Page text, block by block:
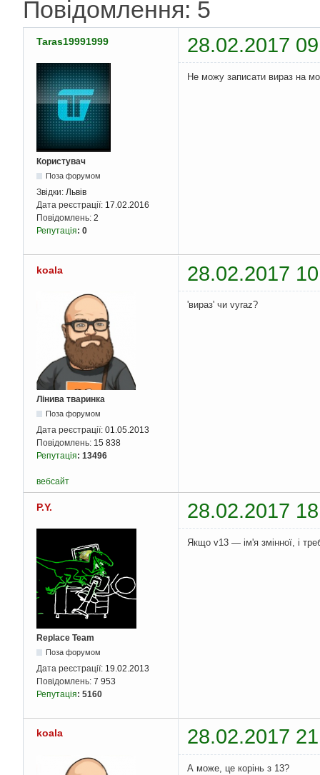
Повідомлення: 5
Taras19991999 28.02.2017
Користувач
Поза форумом
Звідки: Львів
Дата реєстрації: 17.02.2016
Повідомлень: 2
Репутація: 0
Не можу записати вираз на
koala 28.02.2017
Лінива тваринка
Поза форумом
Дата реєстрації: 01.05.2013
Повідомлень: 15 838
Репутація: 13496
'вираз' чи vyraz?
вебсайт
P.Y. 28.02.2017
Replace Team
Поза форумом
Дата реєстрації: 19.02.2013
Повідомлень: 7 953
Репутація: 5160
Якщо v13 — ім'я змінної, і
koala 28.02.2017
А може, це корінь з 13?